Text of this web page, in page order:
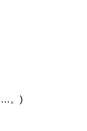
…。)